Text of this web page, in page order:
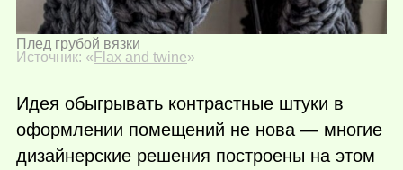
Плед грубой вязки
Источник: « Flax and twine»
Идея обыгрывать контрастные штуки в
оформлении помещений не нова — многие
дизайнерские решения построены на этом